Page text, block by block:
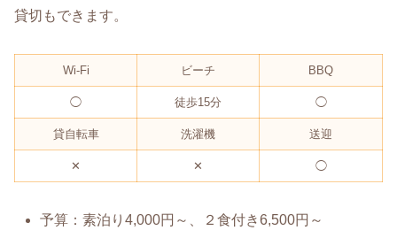
貸切もできます。
Wi-Fi ビーチ BBQ
◯ 徒歩15分 ◯
貸自転車 洗濯機 送迎
✕ ✕ ◯
予算：素泊り4,000円～、２食付き6,500円～